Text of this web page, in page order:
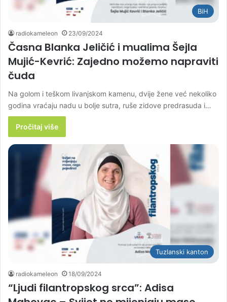
BiH
radiokameleon 23/09/2024
Časna Blanka Jeličić i mualima Šejla
Mujić-Kevrić: Zajedno možemo napraviti
čuda
Na golom i teškom livanjskom kamenu, dvije žene već nekoliko
godina vraćaju nadu u bolje sutra, ruše zidove predrasuda i…
Pročitaj više
Tuzlanski kanton
radiokameleon 18/09/2024
“Ljudi filantropskog srca”: Adisa